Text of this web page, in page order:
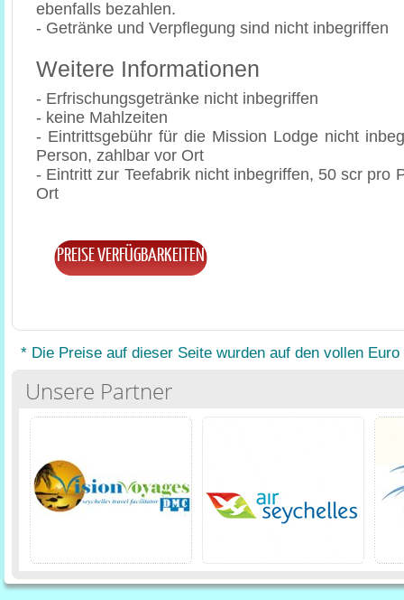
ebenfalls bezahlen.
- Getränke und Verpflegung sind nicht inbegriffen
Weitere Informationen
- Erfrischungsgetränke nicht inbegriffen
- keine Mahlzeiten
- Eintrittsgebühr für die Mission Lodge nicht
Person, zahlbar vor Ort
- Eintritt zur Teefabrik nicht inbegriffen, 50 scr pro
Ort
PREISE VERFÜGBARKEITEN
* Die Preise auf dieser Seite wurden auf den vollen Euro
Unsere Partner